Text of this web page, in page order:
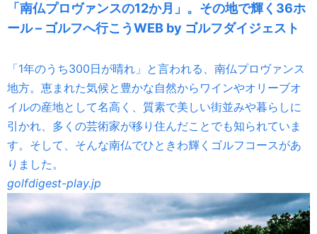
「南仏プロヴァンスの12か月」。その地で輝く36ホ
ール – ゴルフへ行こうWEB by ゴルフダイジェスト
「1年のうち300日が晴れ」と言われる、南仏プロヴァンス
地方。恵まれた気候と豊かな自然からワインやオリーブオ
イルの産地として名高く、質素で美しい街並みや暮らしに
引かれ、多くの芸術家が移り住んだことでも知られていま
す。そして、そんな南仏でひときわ輝くゴルフコースがあ
りました。
golfdigest-play.jp